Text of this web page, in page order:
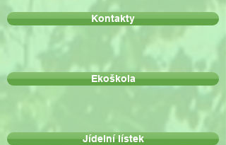
Kontakty
Ekoškola
Jídelní lístek